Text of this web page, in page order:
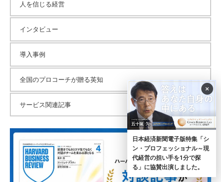
人を信じる経営
インタビュー
導入事例
全国のプロコーチが贈る英知
サービス関連記事
×
日本経済新聞電子版特集「シ
ン・プロフェッショナル～現
代経営の担い手を1分で探
る」に協賛出演しました。